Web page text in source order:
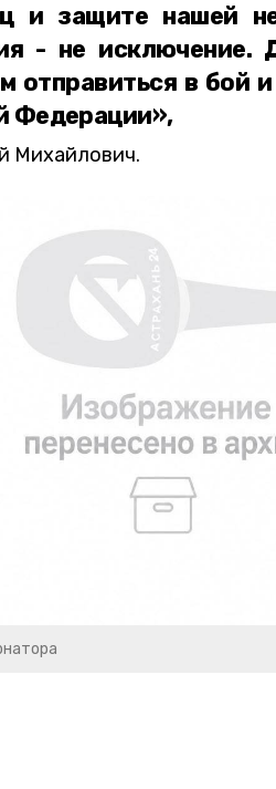
и защите нашей
- не исключение.
отправиться в бой
Федерации»,
Михайлович.